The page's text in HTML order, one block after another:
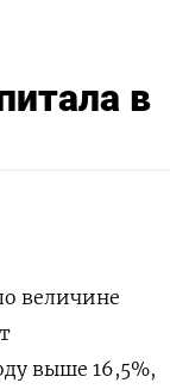
в
величине
выше 16,5%,